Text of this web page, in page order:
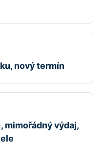
nový termín
mimořádný výdaj,